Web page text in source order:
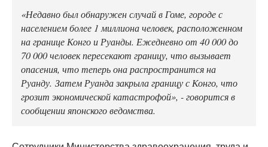
«Недавно был обнаружен случай в Гоме, городе с
населением более 1 миллиона человек, расположенном
на границе Конго и Руанды. Ежедневно от 40 000 до
70 000 человек пересекают границу, что вызывает
опасения, что теперь она распространится на
Руанду. Затем Руанда закрыла границу с Конго, что
грозит экономической катастрофой», - говорится в
сообщении японского ведомства.